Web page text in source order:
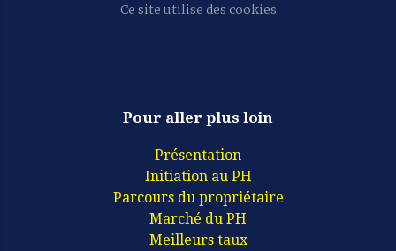
Ce site utilise des cookies
Pour aller plus loin
Présentation
Initiation au PH
Parcours du propriétaire
Marché du PH
Meilleurs taux